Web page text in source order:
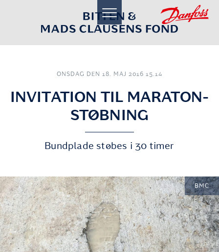
toggle
navigation
ONSDAG DEN 18. MAJ 2016 15.14
INVITATION TIL MARATON-
STØBNING
Bundplade støbes i 30 timer
BMC